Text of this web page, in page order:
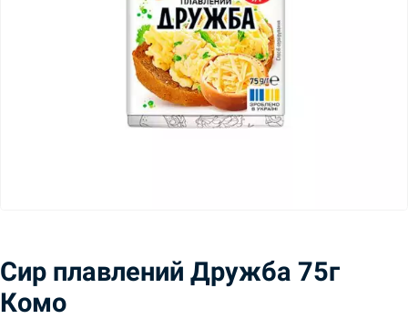
Сир плавлений Дружба 75г
Комо